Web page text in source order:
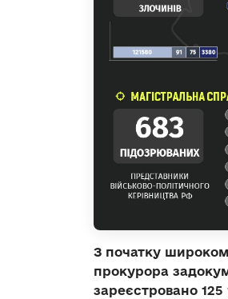
З початку
прокурора
зареєстровано 125